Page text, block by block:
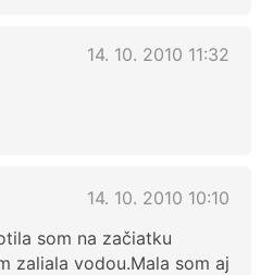
14. 10. 2010 11:32
14. 10. 2010 10:10
som na začiatku
zaliala vodou.Mala som aj